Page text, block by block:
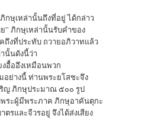
กษุเหล่านั้นถึงที่อยู่ ได้กล่าว
” ภิกษุเหล่านั้นรับคำของ
ถึงที่ประทับ ถวายอภิวาทแล้ว
นั้นดังนี้ว่า
งอื้ออึงเหมือนพวก
อย่างนี้ ท่านพระยโสชะจึง
ริญ ภิกษุประมาณ ๕๐๐ รูป
พระผู้มีพระภาค ภิกษุอาคันตุกะ
รและจีวรอยู่ จึงได้ส่งเสียง